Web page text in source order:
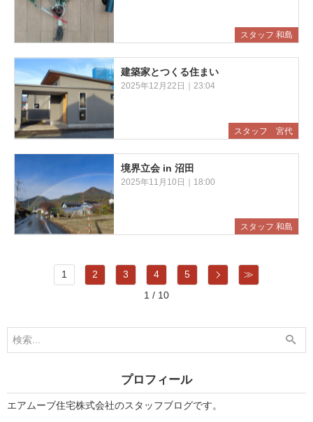
スタッフ 和島
スタッフ 宮代
建築家とつくる住まい
2025年12月22日｜23:04
スタッフ 和島
境界立会 in 沼田
2025年11月10日｜18:00
1 2 3 4 5
≫
1 / 10
プロフィール
エアムーブ住宅株式会社のスタッフブログです。